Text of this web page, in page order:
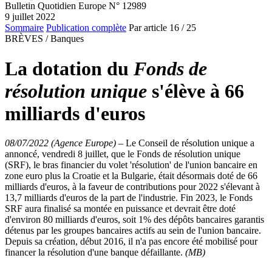
Bulletin Quotidien Europe N° 12989
9 juillet 2022
Sommaire Publication complète Par article 16 / 25
BRÈVES / Banques
La dotation du Fonds de
résolution unique s'élève à 66
milliards d'euros
08/07/2022 (Agence Europe) – Le Conseil de résolution unique a
annoncé, vendredi 8 juillet, que le Fonds de résolution unique
(SRF), le bras financier du volet 'résolution' de l'union bancaire en
zone euro plus la Croatie et la Bulgarie, était désormais doté de 66
milliards d'euros, à la faveur de contributions pour 2022 s'élevant à
13,7 milliards d'euros de la part de l'industrie. Fin 2023, le Fonds
SRF aura finalisé sa montée en puissance et devrait être doté
d'environ 80 milliards d'euros, soit 1% des dépôts bancaires garantis
détenus par les groupes bancaires actifs au sein de l'union bancaire.
Depuis sa création, début 2016, il n'a pas encore été mobilisé pour
financer la résolution d'une banque défaillante. (MB)